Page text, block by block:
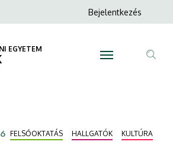
Anonim
menüje
Bejelentkezés
EGYETEM
FELSŐOKTATÁS HALLGATÓK
KULTÚRA